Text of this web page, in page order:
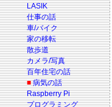
LASIK
仕事の話
車/バイク
家の移転
散歩道
カメラ/写真
百年住宅の話
■ 病気の話
Raspberry Pi
プログラミング